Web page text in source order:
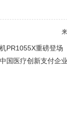
PR1055X重磅登场
国医疗创新支付企